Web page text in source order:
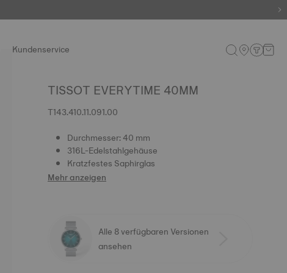
Kundenservice
TISSOT EVERYTIME 40MM
T143.410.11.091.00
Durchmesser: 40 mm
316L-Edelstahlgehäuse
Kratzfestes Saphirglas
Mehr anzeigen
Alle 8 verfügbaren Versionen
ansehen